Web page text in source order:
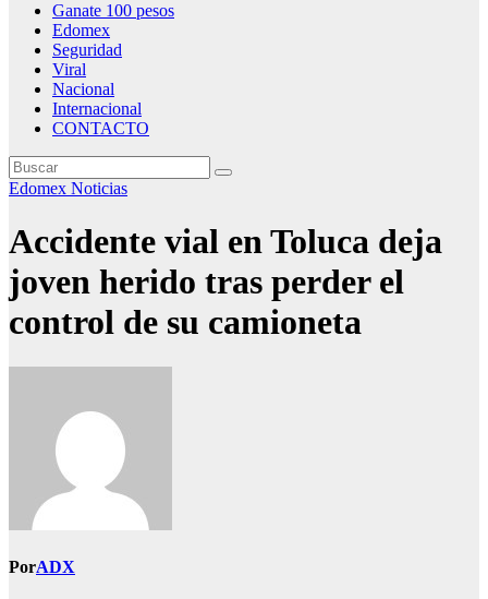
Ganate 100 pesos
Edomex
Seguridad
Viral
Nacional
Internacional
CONTACTO
Edomex Noticias
Accidente vial en Toluca deja
joven herido tras perder el
control de su camioneta
PorADX